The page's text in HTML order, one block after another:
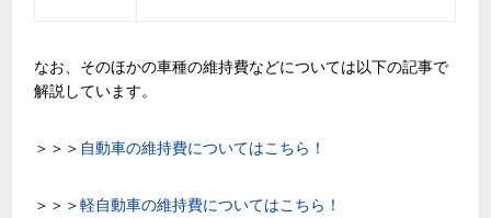
なお、そのほかの車種の維持費などについては以下の記事で
解説しています。
＞＞＞ 自動車の維持費についてはこちら！
＞＞＞軽自動車の維持費についてはこちら！